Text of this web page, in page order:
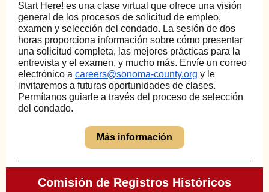
Start Here! es una clase virtual que ofrece una visión
general de los procesos de solicitud de empleo,
examen y selección del condado. La sesión de dos
horas proporciona información sobre cómo presentar
una solicitud completa, las mejores prácticas para la
entrevista y el examen, y mucho más. Envíe un correo
electrónico a careers@sonoma-county.org y le
invitaremos a futuras oportunidades de clases.
Permítanos guiarle a través del proceso de selección
del condado.
Más información
Comisión de Registros Históricos